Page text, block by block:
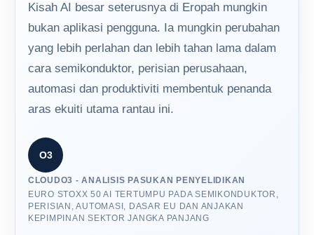
Kisah AI besar seterusnya di Eropah mungkin
bukan aplikasi pengguna. Ia mungkin perubahan
yang lebih perlahan dan lebih tahan lama dalam
cara semikonduktor, perisian perusahaan,
automasi dan produktiviti membentuk penanda
aras ekuiti utama rantau ini.
O3
CLOUDO3 - ANALISIS PASUKAN PENYELIDIKAN
EURO STOXX 50 AI TERTUMPU PADA SEMIKONDUKTOR,
PERISIAN, AUTOMASI, DASAR EU DAN ANJAKAN
KEPIMPINAN SEKTOR JANGKA PANJANG